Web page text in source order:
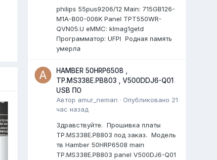
philips 55pus9206/12 Мain: 715GB126-
M1A-B00-006K Panel TPT550WR-
QVN05.U eMMC: klmag1getd
Программатор: UFPI Родная память
умерла
HAMBER 50HRP6508 ,
TP.MS338E.PB803 , V500DDJ6-Q01
USB ПО
Автор amur_neman · Опубликовано 21
час назад
Здравствуйте. Прошивка платы
TP.MS338E.PB803 под заказ. Модель
тв Hamber 50HRP6508 main
TP.MS338E.PB803 panel V500DJ6-Q01